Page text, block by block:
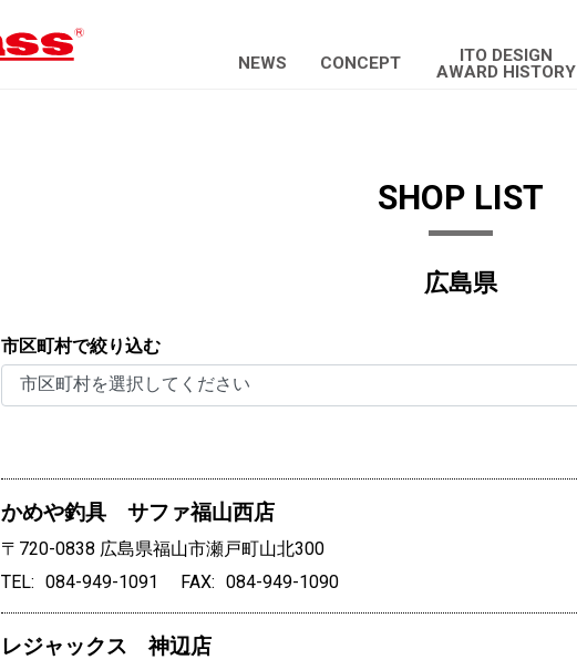
NEWS CONCEPT
ITO DESIGN
AWARD HISTORY
SHOP LIST
広島県
市区町村で絞り込む
かめや釣具 サファ福山西店
〒720-0838 広島県福山市瀬戸町山北300
TEL
084-949-1091 FAX 084-949-1090
レジャックス 神辺店